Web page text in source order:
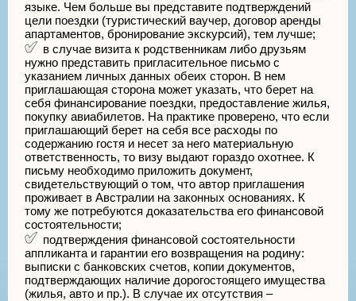
языке. Чем больше вы представите подтверждений
цели поездки (туристический ваучер, договор аренды
апартаментов, бронирование экскурсий), тем лучше;
в случае визита к родственникам либо друзьям
нужно представить пригласительное письмо с
указанием личных данных обеих сторон. В нем
приглашающая сторона может указать, что берет на
себя финансирование поездки, предоставление жилья,
покупку авиабилетов. На практике проверено, что если
приглашающий берет на себя все расходы по
содержанию гостя и несет за него материальную
ответственность, то визу выдают гораздо охотнее. К
письму необходимо приложить документ,
свидетельствующий о том, что автор приглашения
проживает в Австралии на законных основаниях. К
тому же потребуются доказательства его финансовой
состоятельности;
подтверждения финансовой состоятельности
аппликанта и гарантии его возвращения на родину:
выписки с банковских счетов, копии документов,
подтверждающих наличие дорогостоящего имущества
(жилья, авто и пр.). В случае их отсутствия –